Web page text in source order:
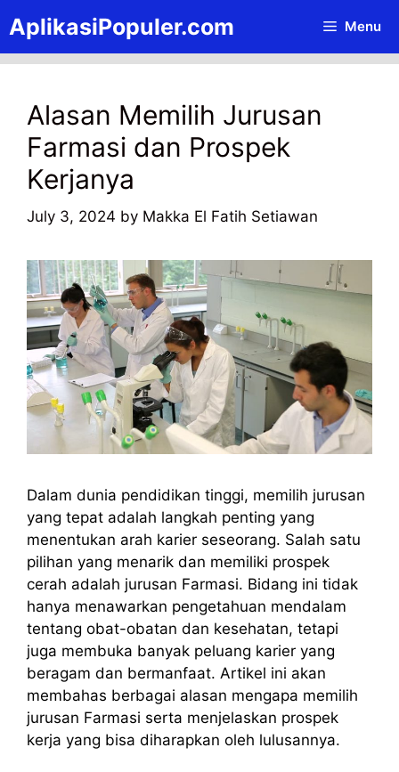
to
content
AplikasiPopuler.com Menu
Alasan Memilih Jurusan
Farmasi dan Prospek
Kerjanya
July 3, 2024 by Makka El Fatih Setiawan
Dalam dunia pendidikan tinggi, memilih jurusan
yang tepat adalah langkah penting yang
menentukan arah karier seseorang. Salah satu
pilihan yang menarik dan memiliki prospek
cerah adalah jurusan Farmasi. Bidang ini tidak
hanya menawarkan pengetahuan mendalam
tentang obat-obatan dan kesehatan, tetapi
juga membuka banyak peluang karier yang
beragam dan bermanfaat. Artikel ini akan
membahas berbagai alasan mengapa memilih
jurusan Farmasi serta menjelaskan prospek
kerja yang bisa diharapkan oleh lulusannya.